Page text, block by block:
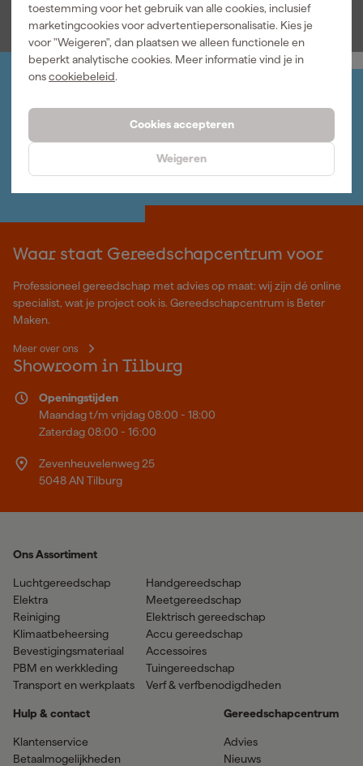
toestemming voor het gebruik van alle cookies, inclusief
marketingcookies voor advertentiepersonalisatie. Kies je
voor "Weigeren", dan plaatsen we alleen functionele en
beperkt analytische cookies. Meer informatie vind je in
onscookiebeleid.
Cookies accepteren
Weigeren
Log-in en beheer je bestellingen en gegevens
Inschrijven wekelijkse nieuwsbrief
Neem contact op met één van onze specialisten.
Waar staat Gereedschapcentrum voor
Professioneel gereedschap met advies op maat: wij zijn dé online
specialist, wat je project ook is. Gereedschapcentrum is Beter
Maken.
Meer over ons
Showroom in Tilburg
Openingstijden
Maandag t/m vrijdag 08:00 - 18:00
Zaterdag 08:00 - 16:00
Zevenheuvelenweg 25
5048 AN Tilburg
Ons Assortiment
Luchtgereedschap
Elektra
Reiniging
Klimaatbeheersing
Bevestigingsmateriaal
PBM en werkkleding
Transport en werkplaats
Handgereedschap
Meetgereedschap
Elektrisch gereedschap
Accu gereedschap
Accessoires
Tuingereedschap
Verf & verfbenodigdheden
Hulp & contact
Klantenservice
Betaalmogelijkheden
Gereedschapcentrum
Advies
Nieuws